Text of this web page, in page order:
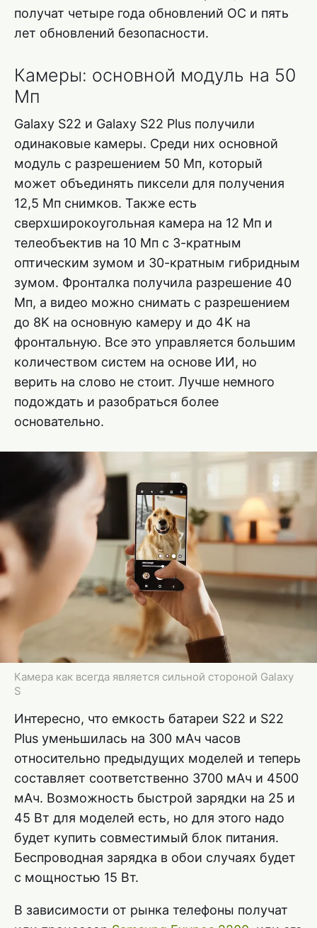
получат четыре года обновлений ОС и пять
лет обновлений безопасности.
Камеры: основной модуль на 50
Мп
Galaxy S22 и Galaxy S22 Plus получили
одинаковые камеры. Среди них основной
модуль с разрешением 50 Мп, который
может объединять пиксели для получения
12,5 Мп снимков. Также есть
сверхширокоугольная камера на 12 Мп и
телеобъектив на 10 Мп с 3-кратным
оптическим зумом и 30-кратным гибридным
зумом. Фронталка получила разрешение 40
Мп, а видео можно снимать с разрешением
до 8K на основную камеру и до 4K на
фронтальную. Все это управляется большим
количеством систем на основе ИИ, но
верить на слово не стоит. Лучше немного
подождать и разобраться более
основательно.
Камера как всегда является сильной стороной Galaxy
S
Интересно, что емкость батареи S22 и S22
Plus уменьшилась на 300 мАч часов
относительно предыдущих моделей и теперь
составляет соответственно 3700 мАч и 4500
мАч. Возможность быстрой зарядки на 25 и
45 Вт для моделей есть, но для этого надо
будет купить совместимый блок питания.
Беспроводная зарядка в обои случаях будет
с мощностью 15 Вт.
В зависимости от рынка телефоны получат